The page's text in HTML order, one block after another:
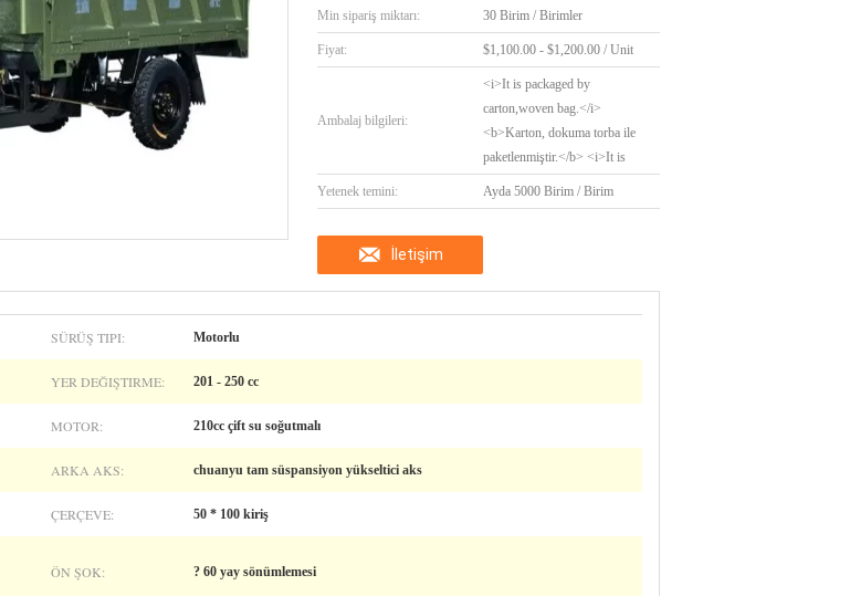
Min sipariş miktarı: 30 Birim / Birimler
Fiyat: $1,100.00 - $1,200.00 / Unit
Ambalaj bilgileri:
<i>It is packaged by
carton,woven bag.</i>
<b>Karton, dokuma torba ile
paketlenmiştir.</b> <i>It is
Yetenek temini: Ayda 5000 Birim / Birim
İletişim
SÜRÜŞ TIPI: Motorlu
YER DEĞIŞTIRME: 201 - 250 cc
MOTOR: 210cc çift su soğutmalı
ARKA AKS: chuanyu tam süspansiyon yükseltici aks
ÇERÇEVE: 50 * 100 kiriş
ÖN ŞOK: ? 60 yay sönümlemesi